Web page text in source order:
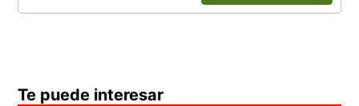
Te puede interesar